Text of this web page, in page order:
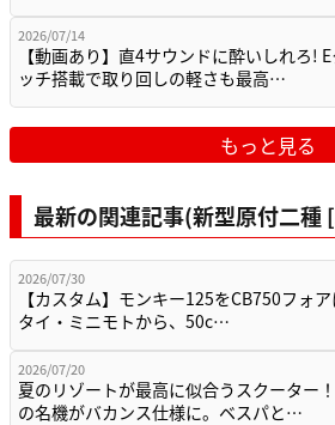
2026/07/14
【動画あり】直4サウンドに酔いしれろ!
ッチ搭載で取り回しの軽さも最高…
もっと見る
最新の関連記事(新型原付二
2026/07/30
【カスタム】モンキー125をCB750フォア
タイ・ミニモトから、50c…
2026/07/20
夏のリゾートが最高に似合うスクーター
の名機がバカンス仕様に。ベスパと…